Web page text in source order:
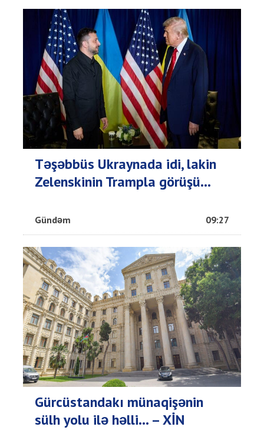
Təşəbbüs Ukraynada idi, lakin
Zelenskinin Trampla görüşü...
Gündəm 09:27
Gürcüstandakı münaqişənin
sülh yolu ilə həlli... – XİN